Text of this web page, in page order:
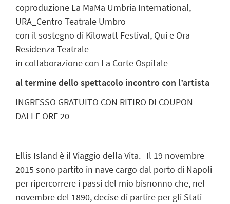
coproduzione La MaMa Umbria International,
URA_Centro Teatrale Umbro
con il sostegno di Kilowatt Festival, Qui e Ora
Residenza Teatrale
in collaborazione con La Corte Ospitale
al termine dello spettacolo incontro con l’artista
INGRESSO GRATUITO CON RITIRO DI COUPON
DALLE ORE 20
Ellis Island è il Viaggio della Vita. Il 19 novembre
2015 sono partito in nave cargo dal porto di Napoli
per ripercorrere i passi del mio bisnonno che, nel
novembre del 1890, decise di partire per gli Stati